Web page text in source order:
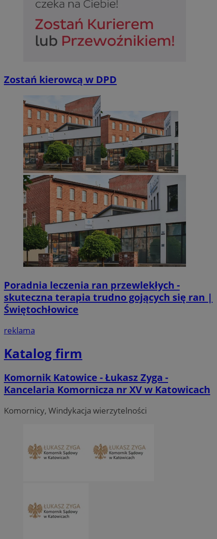
Zostań kierowcą w DPD
Poradnia leczenia ran przewlekłych -
skuteczna terapia trudno gojących się ran |
Świętochłowice
reklama
Katalog firm
Komornik Katowice - Łukasz Zyga -
Kancelaria Komornicza nr XV w Katowicach
Komornicy, Windykacja wierzytelności